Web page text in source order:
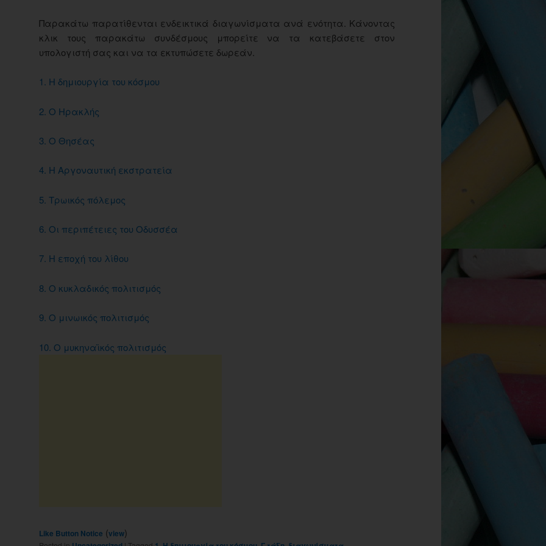
Παρακάτω παρατίθενται ενδεικτικά διαγωνίσματα ανά ενότητα. Κάνοντας
κλικ τους παρακάτω συνδέσμους μπορείτε να τα κατεβάσετε στον
υπολογιστή σας και να τα εκτυπώσετε δωρεάν.
1. Η δημιουργία του κόσμου
2. Ο Ηρακλής
3. Ο Θησέας
4. Η Αργοναυτική εκστρατεία
5. Τρωικός πόλεμος
6. Οι περιπέτειες του Οδυσσέα
7. Η εποχή του λίθου
8. Ο κυκλαδικός πολιτισμός
9. Ο μινωικός πολιτισμός
10. Ο μυκηναϊκός πολιτισμός
Like Button Notice (view)